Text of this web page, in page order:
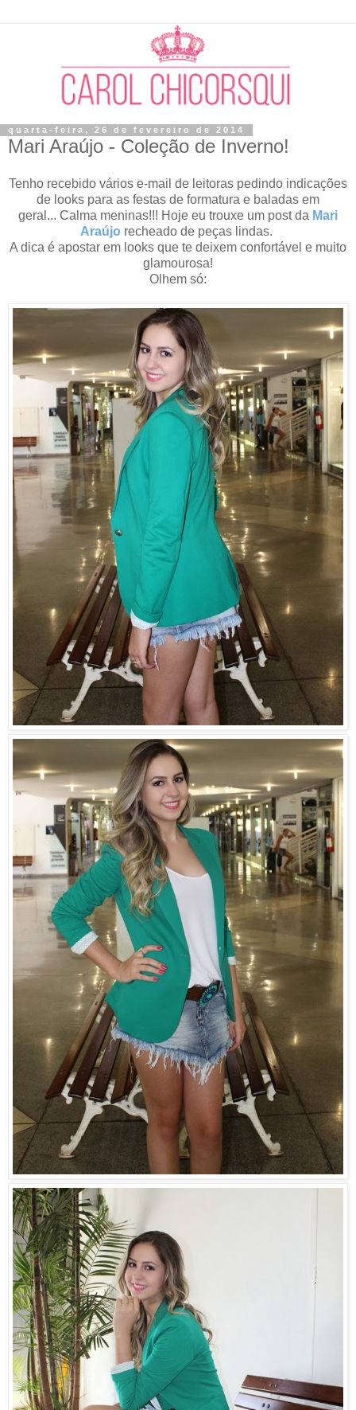
quarta-feira, 26 de fevereiro de 2014
Mari Araújo - Coleção de Inverno!
Tenho recebido vários e-mail de leitoras pedindo indicações
de looks para as festas de formatura e baladas em
geral... Calma meninas!!! Hoje eu trouxe um post da Mari
Araújo recheado de peças lindas.
A dica é apostar em looks que te deixem confortável e muito
glamourosa!
Olhem só: